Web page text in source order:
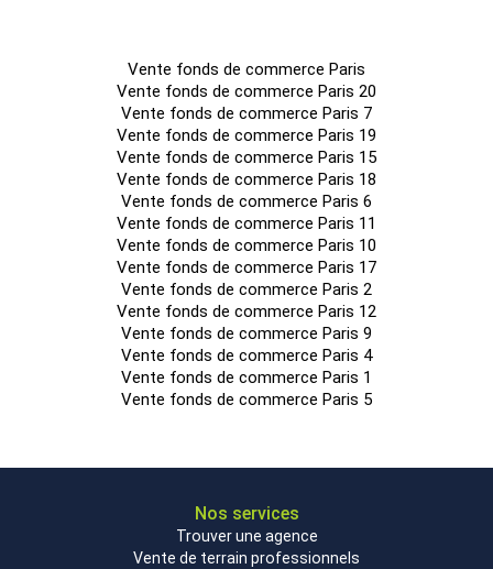
Vente fonds de commerce Paris
Vente fonds de commerce Paris 20
Vente fonds de commerce Paris 7
Vente fonds de commerce Paris 19
Vente fonds de commerce Paris 15
Vente fonds de commerce Paris 18
Vente fonds de commerce Paris 6
Vente fonds de commerce Paris 11
Vente fonds de commerce Paris 10
Vente fonds de commerce Paris 17
Vente fonds de commerce Paris 2
Vente fonds de commerce Paris 12
Vente fonds de commerce Paris 9
Vente fonds de commerce Paris 4
Vente fonds de commerce Paris 1
Vente fonds de commerce Paris 5
Nos services
Trouver une agence
Vente de terrain professionnels